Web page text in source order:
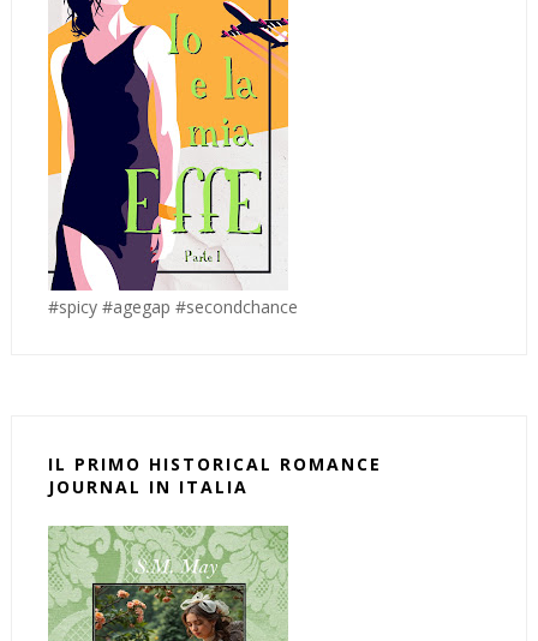
#spicy #agegap #secondchance
IL PRIMO HISTORICAL ROMANCE
JOURNAL IN ITALIA